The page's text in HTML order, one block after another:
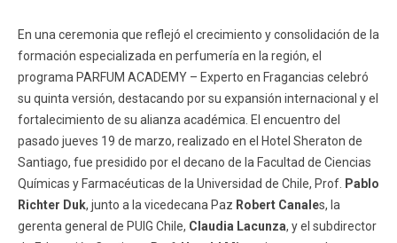
En una ceremonia que reflejó el crecimiento y consolidación de la
formación especializada en perfumería en la región, el
programa PARFUM ACADEMY – Experto en Fragancias celebró
su quinta versión, destacando por su expansión internacional y el
fortalecimiento de su alianza académica. El encuentro del
pasado jueves 19 de marzo, realizado en el Hotel Sheraton de
Santiago, fue presidido por el decano de la Facultad de Ciencias
Químicas y Farmacéuticas de la Universidad de Chile, Prof. Pablo
Richter Duk, junto a la vicedecana Paz Robert Canales, la
gerenta general de PUIG Chile, Claudia Lacunza, y el subdirector